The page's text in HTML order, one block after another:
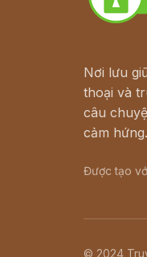
Nơi lưu
thoại và
câu
cảm hứng.
Được tạo
© 2024